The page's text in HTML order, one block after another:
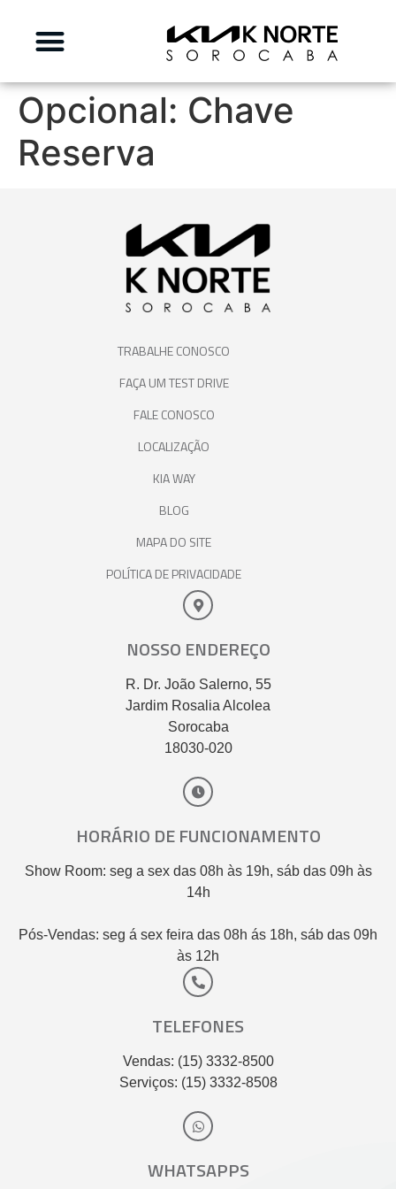
Opcional: Chave
Reserva
TRABALHE CONOSCO
FAÇA UM TEST DRIVE
FALE CONOSCO
LOCALIZAÇÃO
KIA WAY
BLOG
MAPA DO SITE
POLÍTICA DE PRIVACIDADE
NOSSO ENDEREÇO
R. Dr. João Salerno, 55
Jardim Rosalia Alcolea
Sorocaba
18030-020
HORÁRIO DE FUNCIONAMENTO
Show Room: seg a sex das 08h às 19h, sáb das 09h às
14h
Pós-Vendas: seg á sex feira das 08h ás 18h, sáb das 09h
às 12h
TELEFONES
Vendas: (15) 3332-8500
Serviços: (15) 3332-8508
WHATSAPPS